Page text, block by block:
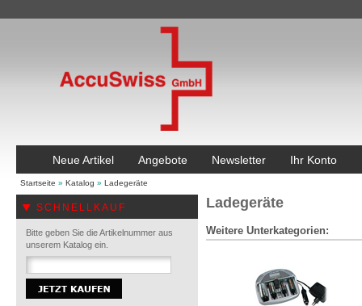
Neue Artikel Angebote Newsletter Ihr Konto
Startseite » Katalog » Ladegeräte
SCHNELLKAUF
Bitte geben Sie die Artikelnummer aus
unserem Katalog ein.
Ladegeräte
Weitere Unterkategorien: